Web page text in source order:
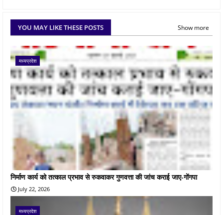
YOU MAY LIKE THESE POSTS Show more
मध्यप्रदेश
निर्माण कार्य को तत्काल प्रभाव से रुकवाकर गुणवत्ता की जांच कराई जाए-गोंगपा
July 22, 2026
मध्यप्रदेश